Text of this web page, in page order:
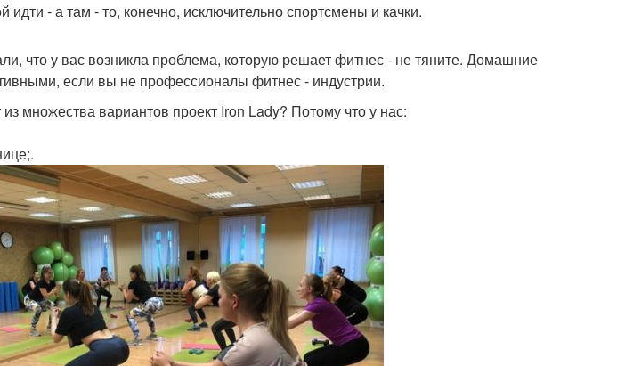
идти - а там - то, конечно, исключительно спортсмены и качки.
что у вас возникла проблема, которую решает фитнес - не тяните. Домашние
если вы не профессионалы фитнес - индустрии.
множества вариантов проект Iron Lady? Потому что у нас: